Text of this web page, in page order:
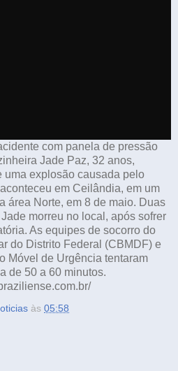
com panela de pressão
Jade Paz, 32 anos,
uma explosão causada pelo
em Ceilândia, em um
área Norte, em 8 de maio. Duas
morreu no local, após sofrer
As equipes de socorro do
do Distrito Federal (CBMDF) e
Móvel de Urgência tentaram
de 50 a 60 minutos.
às 05:58